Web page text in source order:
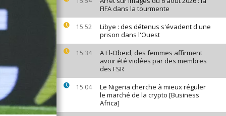
FIFA dans la tourmente
15:52
Libye : des détenus s'évadent d'une
prison dans l'Ouest
15:34
A El-Obeid, des femmes affirment
avoir été violées par des membres
des FSR
15:04
Le Nigeria cherche à mieux réguler
le marché de la crypto [Business
Africa]